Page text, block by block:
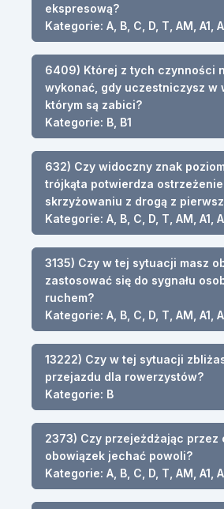
ekspresową?
Kategorie: A, B, C, D, T, AM, A1,
6409) Której z tych czynności
wykonać, gdy uczestniczysz w
którym są zabici?
Kategorie: B, B1
632) Czy widoczny znak
trójkąta potwierdza
skrzyżowaniu z drogą z
Kategorie: A, B, C, D, T, AM, A1,
3135) Czy w tej sytuacji masz
zastosować się do sygnału
ruchem?
Kategorie: A, B, C, D, T, AM, A1,
13222) Czy w tej sytuacji
przejazdu dla rowerzystów?
Kategorie: B
2373) Czy przejeżdżając przez
obowiązek jechać powoli?
Kategorie: A, B, C, D, T, AM, A1,